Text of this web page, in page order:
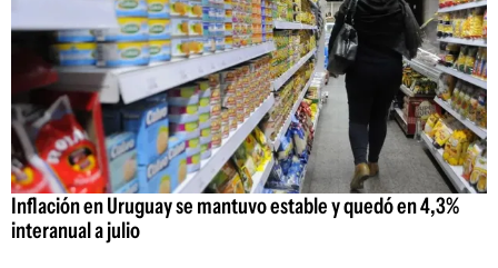
Inflación en Uruguay se mantuvo estable y quedó en 4,3%
interanual a julio